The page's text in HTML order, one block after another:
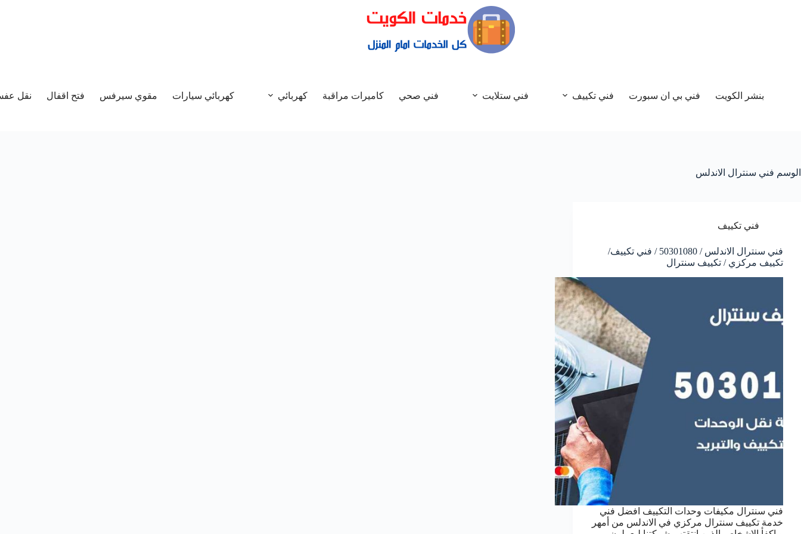
بنشر الكويت فني بي ان سبورت فني تكييف فني ستلايت فني صحي كاميرات مراقبة كهربائي كهربائي سيارات مقوي سيرفس فتح اقفال نقل
الوسم فني سنترال الاندلس
فني تكييف
فني سنترال الاندلس / 50301080 / فني تكييف/
تكييف مركزي / تكييف سنترال
فني سنترال مكيفات وحدات التكييف افضل فني
خدمة تكييف سنترال مركزي في الاندلس من أمهر